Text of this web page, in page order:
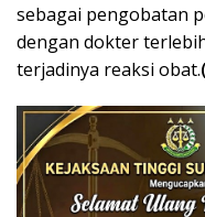
sebagai pengobatan
dengan dokter
terjadinya reaksi obat.